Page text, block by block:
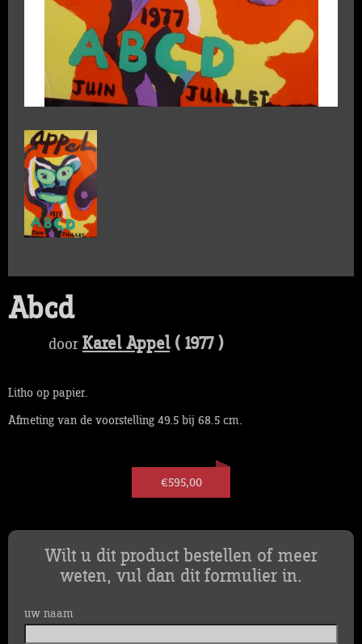
Abcd
door Karel Appel( 1977 )
Litho op papier.
Afmeting van de voorstelling 49.5 bij 68.5 cm.
€595,00
Wilt u dit product bestellen of meer
weten, vul dan dit formulier in.
uw naam